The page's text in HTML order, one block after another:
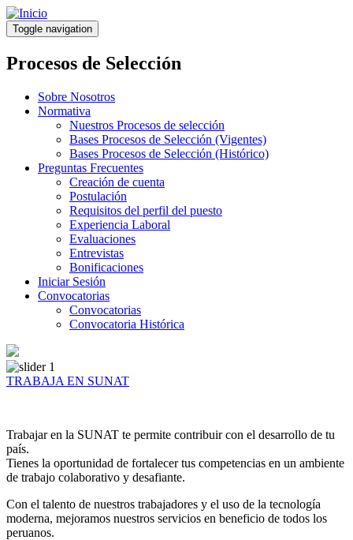
Pasar
al
contenido
principal
Toggle navigation
Procesos de Selección
Sobre Nosotros
Normativa
Nuestros Procesos de selección
Bases Procesos de Selección (Vigentes)
Bases Procesos de Selección (Histórico)
Preguntas Frecuentes
Creación de cuenta
Postulación
Requisitos del perfil del puesto
Experiencia Laboral
Evaluaciones
Entrevistas
Bonificaciones
Iniciar Sesión
Convocatorias
Convocatorias
Convocatoria Histórica
TRABAJA EN SUNAT
Trabajar en la SUNAT te permite contribuir con el desarrollo de tu
país.
Tienes la oportunidad de fortalecer tus competencias en un ambiente
de trabajo colaborativo y desafiante.
Con el talento de nuestros trabajadores y el uso de la tecnología
moderna, mejoramos nuestros servicios en beneficio de todos los
peruanos.